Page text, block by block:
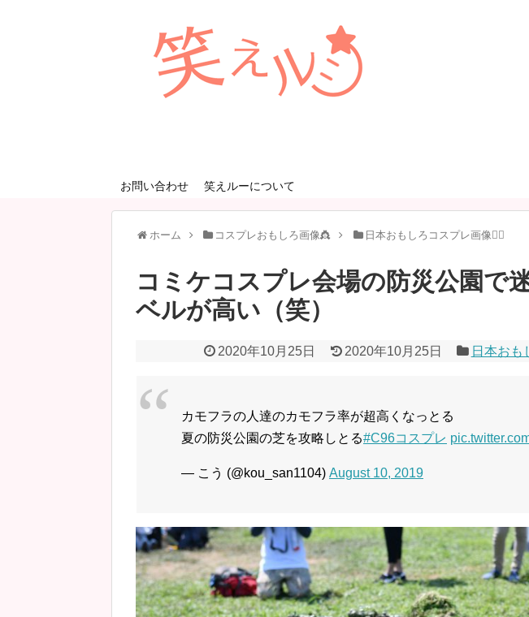
お問い合わせ 笑えルーについて
ホーム コスプレおもしろ画像👸 日本おもしろコスプレ画像🧝‍♀️
コミケコスプレ会場の防災公園で
ベルが高い（笑）
2020年10月25日 2020年10月25日 日本おも
カモフラの人達のカモフラ率が超高くなっとる
夏の防災公園の芝を攻略しとる#C96コスプレ
— こう (@kou_san1104) August 10, 2019